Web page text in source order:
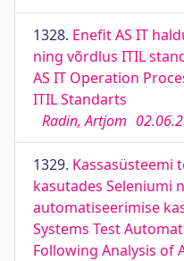
1328. Enefit AS IT
ning võrdlus ITIL
AS IT Operation
ITIL Standarts
Radin, Artjom
1329. Kassasüsteemi
kasutades Seleniumi
automatiseerimise
Systems Test
Following Analysis of